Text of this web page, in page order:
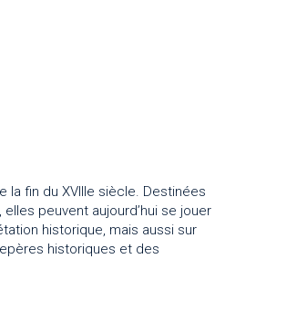
fin du XVIIIe siècle. Destinées
peuvent aujourd’hui se jouer
historique, mais aussi sur
historiques et des